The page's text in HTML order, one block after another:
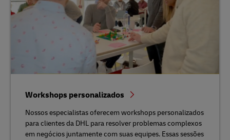
Workshops personalizados
Nossos especialistas oferecem workshops personalizados
para clientes da DHL para resolver problemas complexos
em negócios juntamente com suas equipes. Essas sessões